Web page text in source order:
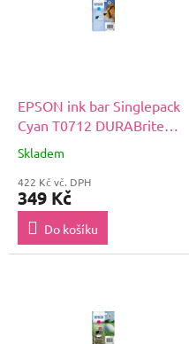
EPSON ink bar Singlepack
Cyan T0712 DURABrite
Ultra Ink (5,5 ml)
Skladem
422 Kč vč. DPH
349 Kč
Do košíku